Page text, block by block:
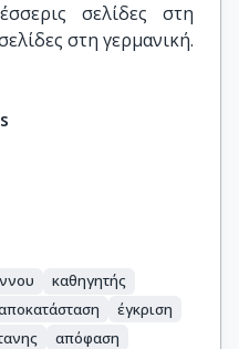
σελίδες στη
στη γερμανική.
καθηγητής
έγκριση
απόφαση